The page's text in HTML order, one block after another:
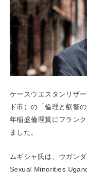
ケースウエスタンリザ
ド市）の「倫理と叡智
年稲盛倫理賞にフラン
ました。
ムギシャ氏は、ウガン
Sexual Minorities